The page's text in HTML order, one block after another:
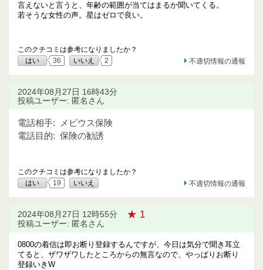
言えないと言うと、年齢の範囲が当てはまるか聞いてくる。
若そうな女性の声。星はゼロで良い。
このクチコミは参考になりましたか？
はい
36 いいえ 2 不適切情報の通報
2024年08月27日 16時43分
投稿ユーザー: 匿名さん
電話相手:
メビウス保険
電話目的: 保険の勧誘
このクチコミは参考になりましたか？
はい
19 いいえ 不適切情報の通報
2024年08月27日 12時55分 ★ 1
投稿ユーザー: 匿名さん
0800の着信は即お断り登録するんですが、今日は気分で聞き耳立
てると、ザワザワしたところからの無言なので、やっぱりお断り
登録いきW